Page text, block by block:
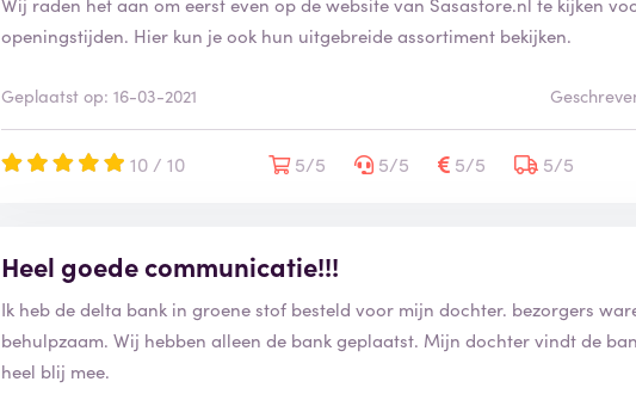
openingstijden. Hier kun je ook hun uitgebreide assortiment bekijken.
Geplaatst op: 16-03-2021
10 / 10 5/5 5/5 5/5 5/5
Heel goede communicatie!!!
Ik heb de delta bank in groene stof besteld voor mijn dochter. bezorgers
behulpzaam. Wij hebben alleen de bank geplaatst. Mijn dochter vindt de
heel blij mee.